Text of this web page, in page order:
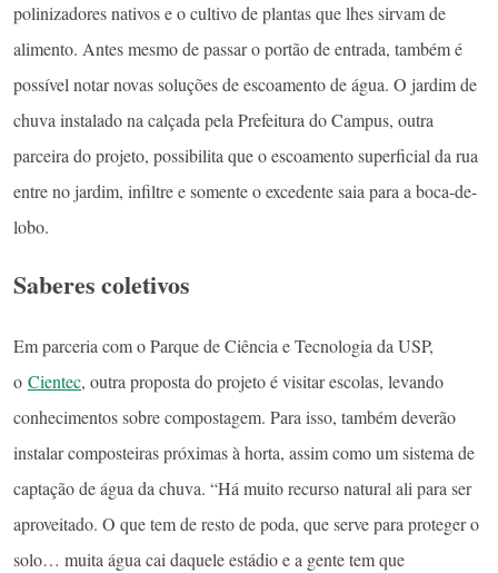
polinizadores nativos e o cultivo de plantas que lhes sirvam de
alimento. Antes mesmo de passar o portão de entrada, também é
possível notar novas soluções de escoamento de água. O jardim de
chuva instalado na calçada pela Prefeitura do Campus, outra
parceira do projeto, possibilita que o escoamento superficial da rua
entre no jardim, infiltre e somente o excedente saia para a boca-de-
lobo.
Saberes coletivos
Em parceria com o Parque de Ciência e Tecnologia da USP,
o Cientec, outra proposta do projeto é visitar escolas, levando
conhecimentos sobre compostagem. Para isso, também deverão
instalar composteiras próximas à horta, assim como um sistema de
captação de água da chuva. “Há muito recurso natural ali para ser
aproveitado. O que tem de resto de poda, que serve para proteger o
solo… muita água cai daquele estádio e a gente tem que